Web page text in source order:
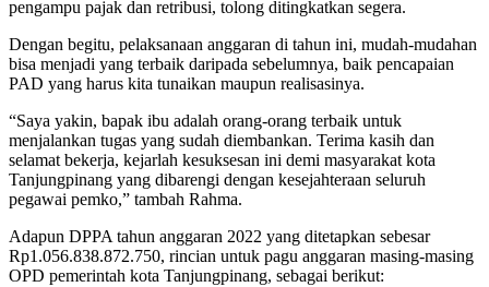
pengampu pajak dan retribusi, tolong ditingkatkan segera.
Dengan begitu, pelaksanaan anggaran di tahun ini, mudah-mudahan
bisa menjadi yang terbaik daripada sebelumnya, baik pencapaian
PAD yang harus kita tunaikan maupun realisasinya.
“Saya yakin, bapak ibu adalah orang-orang terbaik untuk
menjalankan tugas yang sudah diembankan. Terima kasih dan
selamat bekerja, kejarlah kesuksesan ini demi masyarakat kota
Tanjungpinang yang dibarengi dengan kesejahteraan seluruh
pegawai pemko,” tambah Rahma.
Adapun DPPA tahun anggaran 2022 yang ditetapkan sebesar
Rp1.056.838.872.750, rincian untuk pagu anggaran masing-masing
OPD pemerintah kota Tanjungpinang, sebagai berikut: